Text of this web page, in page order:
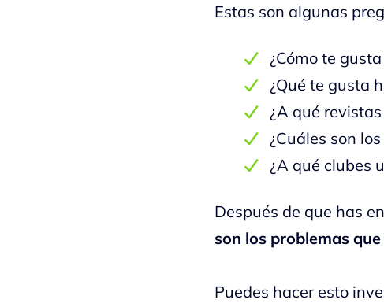
Estas son algunas
¿Cómo te
¿Qué te gusta
¿A qué
¿Cuáles son
¿A qué clubes
Después de que has
son los problemas
Puedes hacer esto